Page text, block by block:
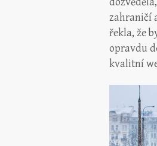
zahraničí
řekla, že
opravdu
kvalitní